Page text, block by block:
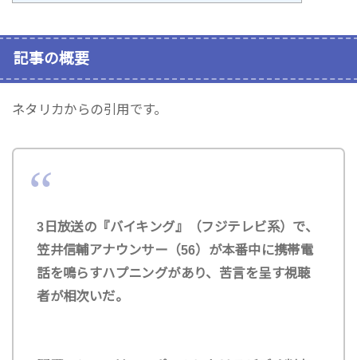
記事の概要
ネタリカからの引用です。
3日放送の『バイキング』（フジテレビ系）で、
笠井信輔アナウンサー（56）が本番中に携帯電
話を鳴らすハプニングがあり、苦言を呈す視聴
者が相次いだ。